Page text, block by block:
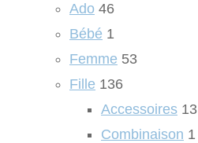
Ado 46
Bébé 1
Femme 53
Fille 136
Accessoires 13
Combinaison 1